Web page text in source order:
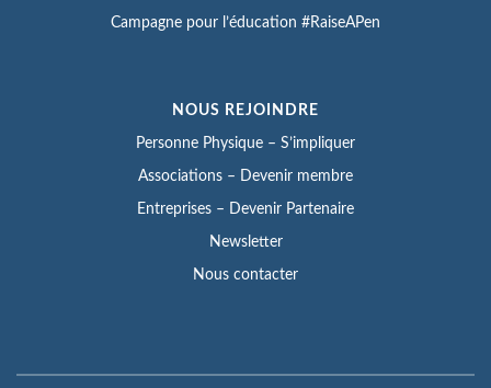
Campagne pour l’éducation #RaiseAPen
NOUS REJOINDRE
Personne Physique – S’impliquer
Associations – Devenir membre
Entreprises – Devenir Partenaire
Newsletter
Nous contacter